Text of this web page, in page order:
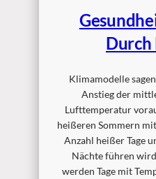
Durch
Klimamodelle
Anstieg der
Lufttemperatur
heißeren Sommern
Anzahl heißer Tage
Nächte führen
werden Tage mit